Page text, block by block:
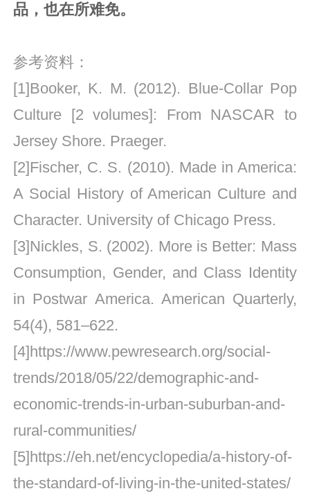
品，也在所难免。
参考资料：
[1]Booker, K. M. (2012). Blue-Collar Pop
Culture [2 volumes]: From NASCAR to
Jersey Shore. Praeger.
[2]Fischer, C. S. (2010). Made in America:
A Social History of American Culture and
Character. University of Chicago Press.
[3]Nickles, S. (2002). More is Better: Mass
Consumption, Gender, and Class Identity
in Postwar America. American Quarterly,
54(4), 581–622.
[4]https://www.pewresearch.org/social-
trends/2018/05/22/demographic-and-
economic-trends-in-urban-suburban-and-
rural-communities/
[5]https://eh.net/encyclopedia/a-history-of-
the-standard-of-living-in-the-united-states/